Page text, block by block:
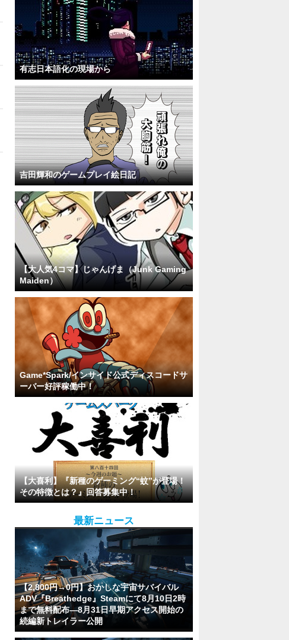
有志日本語化の現場から
吉田輝和のゲームプレイ絵日記
【大人気4コマ】じゃんげま（Junk Gaming
Maiden）
Game*Spark/インサイド公式ディスコードサ
ーバー好評稼働中！
【大喜利】『新種のゲーミング“蚊”が登場！
その特徴とは？』回答募集中！
最新ニュース
【2,800円→0円】おかしな宇宙サバイバル
ADV『Breathedge』Steamにて8月10日2時
まで無料配布―8月31日早期アクセス開始の
続編新トレイラー公開